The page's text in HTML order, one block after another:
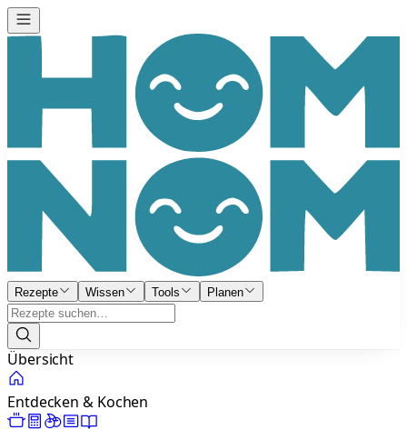
Rezepte Wissen Tools Planen
Übersicht
Entdecken & Kochen